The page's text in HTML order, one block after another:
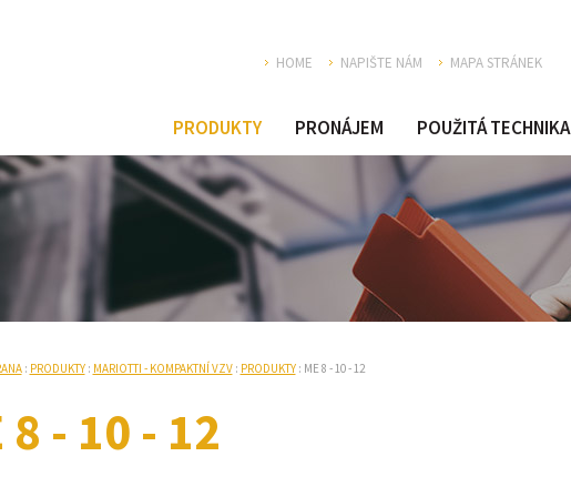
HOME NAPIŠTE NÁM MAPA STRÁNEK
PRODUKTY PRONÁJEM POUŽITÁ TECHNIKA
: PRODUKTY: MARIOTTI - KOMPAKTNÍ VZV: PRODUKTY: ME 8 - 10 - 12
8 - 10 - 12